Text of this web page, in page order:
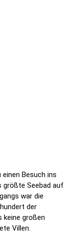
Besuch ins
größte Seebad auf
war die
der
keine großen
Villen.